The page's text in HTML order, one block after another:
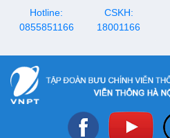
Hotline:
0855851166
CSKH:
18001166